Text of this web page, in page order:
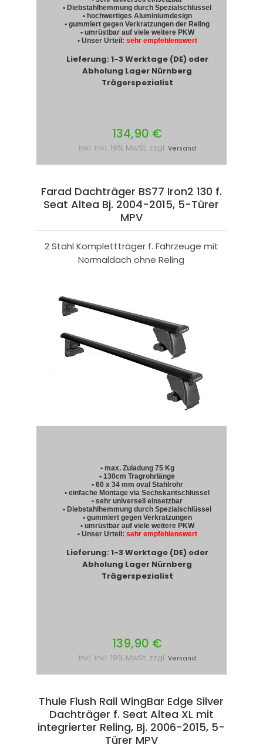
• Diebstahlhemmung durch Spezialschlüssel
• hochwertiges Aluminiumdesign
• gummiert gegen Verkratzungen der Reling
• umrüstbar auf viele weitere PKW
• Unser Urteil: sehr empfehlenswert
Lieferung: 1-3 Werktage (DE) oder
Abholung Lager Nürnberg
Trägerspezialist
134,90 €
inkl. inkl. 19% MwSt. zzgl. Versand
Farad Dachträger BS77 Iron2 130 f.
Seat Altea Bj. 2004-2015, 5-Türer
MPV
2 Stahl Komplettträger f. Fahrzeuge mit
Normaldach ohne Reling
• max. Zuladung 75 Kg
• 130cm Tragrohrlänge
• 60 x 34 mm oval Stahlrohr
• einfache Montage via Sechskantschlüssel
• sehr universell einsetzbar
• Diebstahlhemmung durch Spezialschlüssel
• gummiert gegen Verkratzungen
• umrüstbar auf viele weitere PKW
• Unser Urteil: sehr empfehlenswert
Lieferung: 1-3 Werktage (DE) oder
Abholung Lager Nürnberg
Trägerspezialist
139,90 €
inkl. inkl. 19% MwSt. zzgl. Versand
Thule Flush Rail WingBar Edge Silver
Dachträger f. Seat Altea XL mit
integrierter Reling, Bj. 2006-2015, 5-
Türer MPV